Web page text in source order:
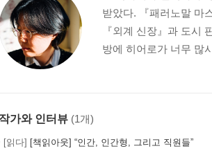
받았다. 『패러노말 마
『외계 신장』과 도시
방에 히어로가 너무 많
작가와 인터뷰 (1개)
[읽다] [책읽아웃] “인간, 인간형, 그리고 직원들”